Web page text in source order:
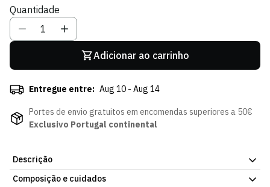
IndisponívelIndisponível
Quantidade
Adicionar ao carrinho
Entregue entre: Aug 10 - Aug 14
Portes de envio gratuitos em encomendas superiores a 50€
Exclusivo Portugal continental
Descrição
Sweat Treino Staff 24/25, com o emblema do Sporting Clube de
Composição e cuidados